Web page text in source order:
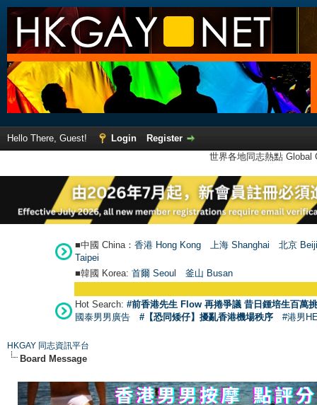
Hello There, Guest! Login
Register
世界各地同志熱點
■中國 China： 香港 Hong Kong 上海 Shanghai
北京
Taipei
■韓國 Korea: 首爾 Seoul 釜山 Busan
Hot Search: #前香港先生 Flow 再捲爭議 昔日鍾培生百萬
國泰男男廣告
#【恐同矮仔】擾亂香港機場秩序 #港男
HKGAY 同志資訊平台
Board Message